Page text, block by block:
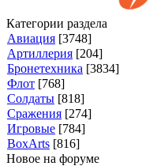
Категории раздела
Авиация [3748]
Артиллерия [204]
Бронетехника [3834]
Флот [768]
Солдаты [818]
Сражения [274]
Игровые [784]
BoxArts [816]
Новое на форуме